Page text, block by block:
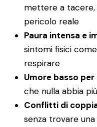
mettere a tacere,
pericolo reale
Paura intensa e
sintomi fisici
respirare
Umore basso
che nulla abbia
Conflitti di
senza trovare una